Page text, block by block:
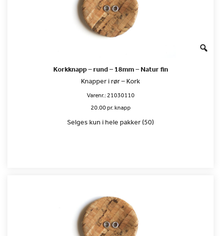
Korkknapp – rund – 18mm – Natur fin
Knapper i rør – Kork
Varenr.:21030110
20.00 pr. knapp
Selges kun i hele pakker (50)